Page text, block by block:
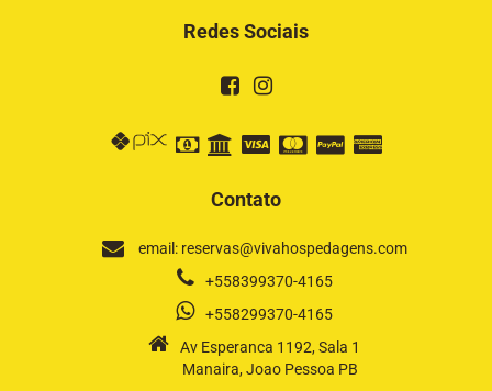
Redes Sociais
Contato
email: reservas@vivahospedagens.com
+558399370-4165
+558299370-4165
Av Esperanca 1192, Sala 1
Manaira, Joao Pessoa PB